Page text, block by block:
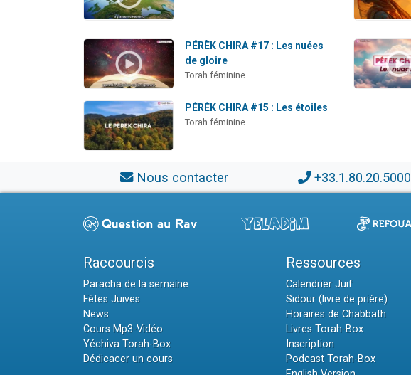
PÉRÈK CHIRA #17 : Les nuées
de gloire
Torah féminine
PÉRÈK CHIRA #15 : Les étoiles
Torah féminine
Nous contacter +33.1.80.20.5000
Raccourcis
Paracha de la semaine
Fêtes Juives
News
Cours Mp3-Vidéo
Yéchiva Torah-Box
Dédicacer un cours
Ressources
Calendrier Juif
Sidour (livre de prière)
Horaires de Chabbath
Livres Torah-Box
Inscription
Podcast Torah-Box